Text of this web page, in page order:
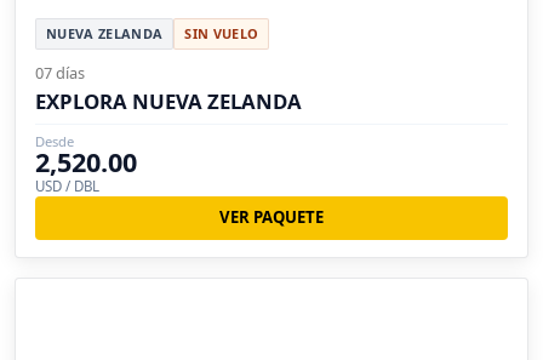
NUEVA ZELANDA SIN VUELO
07 días
EXPLORA NUEVA ZELANDA
Desde
2,520.00
USD / DBL
VER PAQUETE